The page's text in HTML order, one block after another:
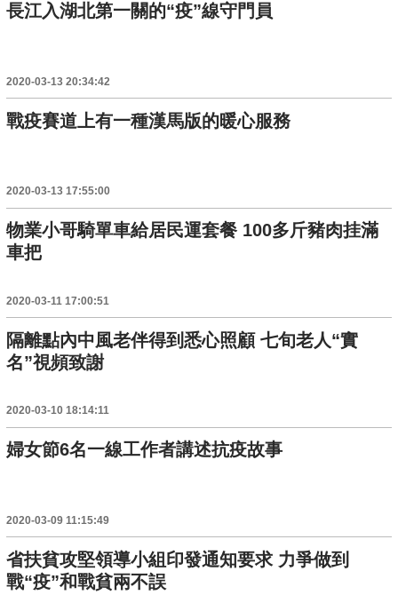
長江入湖北第一關的“疫”線守門員
2020-03-13 20:34:42
戰疫賽道上有一種漢馬版的暖心服務
2020-03-13 17:55:00
物業小哥騎單車給居民運套餐 100多斤豬肉挂滿
車把
2020-03-11 17:00:51
隔離點內中風老伴得到悉心照顧 七旬老人“實
名”視頻致謝
2020-03-10 18:14:11
婦女節6名一線工作者講述抗疫故事
2020-03-09 11:15:49
省扶貧攻堅領導小組印發通知要求 力爭做到
戰“疫”和戰貧兩不誤